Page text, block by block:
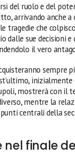
del ruolo e del
arrivando anche
tragedie che
dalle sue decisioni e
il vero
sempre
mostrerà con il
mentre la
centrali della
nel finale